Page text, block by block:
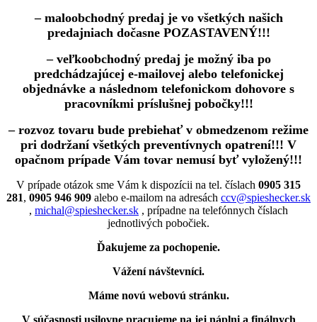
– maloobchodný predaj je vo všetkých našich
predajniach dočasne POZASTAVENÝ!!!
– veľkoobchodný predaj je možný iba po
predchádzajúcej e-mailovej alebo telefonickej
objednávke a následnom telefonickom dohovore s
pracovníkmi príslušnej pobočky!!!
– rozvoz tovaru bude prebiehať v obmedzenom režime
pri dodržaní všetkých preventívnych opatrení!!! V
opačnom prípade Vám tovar nemusí byť vyložený!!!
V prípade otázok sme Vám k dispozícii na tel. číslach 0905 315
281, 0905 946 909 alebo e-mailom na adresách ccv@spieshecker.sk
, michal@spieshecker.sk , prípadne na telefónnych číslach
jednotlivých pobočiek.
Ďakujeme za pochopenie.
Vážení návštevníci.
Máme novú webovú stránku.